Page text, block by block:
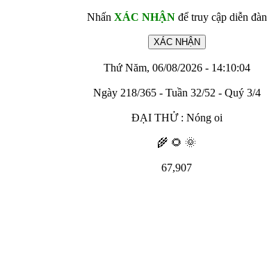
Nhấn XÁC NHẬNđể truy cập diễn đàn
Thứ Năm, 06/08/2026 - 14:10:04
Ngày 218/365 - Tuần 32/52 - Quý 3/4
ĐẠI THỬ : Nóng oi
🌾 🌻 🌞
67,907